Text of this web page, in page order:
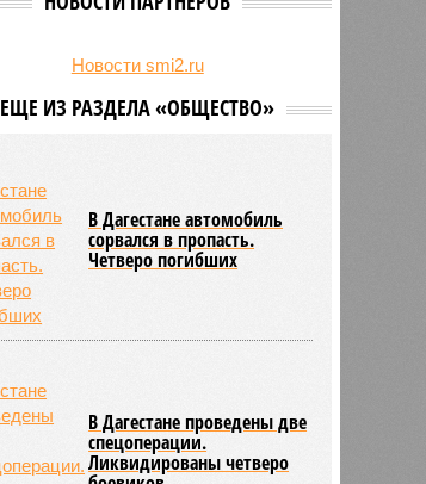
на Ставрополье обладателем
Республики СКФО замкнули
обороту розничной торговли
Новости smi2.ru
ЕЩЕ ИЗ РАЗДЕЛА «ОБЩЕСТВО»
В Дагестане автомобиль
сорвался в пропасть.
Четверо погибших
В Дагестане проведены две
спецоперации.
Ликвидированы четверо